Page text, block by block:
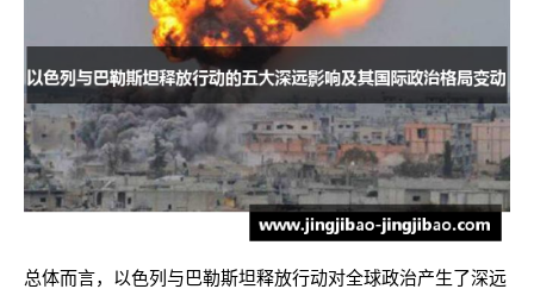
总体而言，以色列与巴勒斯坦释放行动对全球政治产生了深远